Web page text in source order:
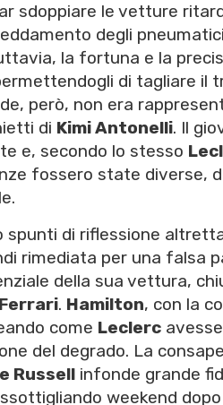
sdoppiare le vetture
degli
la fortuna e la
di tagliare il
però, non era
di Kimi Antonelli. Il
e, secondo lo stesso
fossero state diverse,
spunti di riflessione
rimediata per una falsa
della sua vettura,
Ferrari. Hamilton, con la
come Leclerc
del degrado. La
Russell infonde grande
weekend